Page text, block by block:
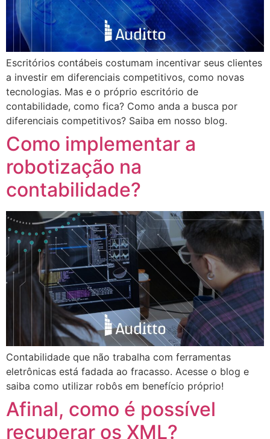
Escritórios contábeis costumam incentivar seus clientes
a investir em diferenciais competitivos, como novas
tecnologias. Mas e o próprio escritório de
contabilidade, como fica? Como anda a busca por
diferenciais competitivos? Saiba em nosso blog.
Como implementar a
robotização na
contabilidade?
Contabilidade que não trabalha com ferramentas
eletrônicas está fadada ao fracasso. Acesse o blog e
saiba como utilizar robôs em benefício próprio!
Afinal, como é possível
recuperar os XML?